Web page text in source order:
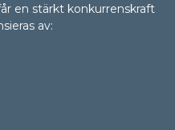
en stärkt konkurrenskraft
av: